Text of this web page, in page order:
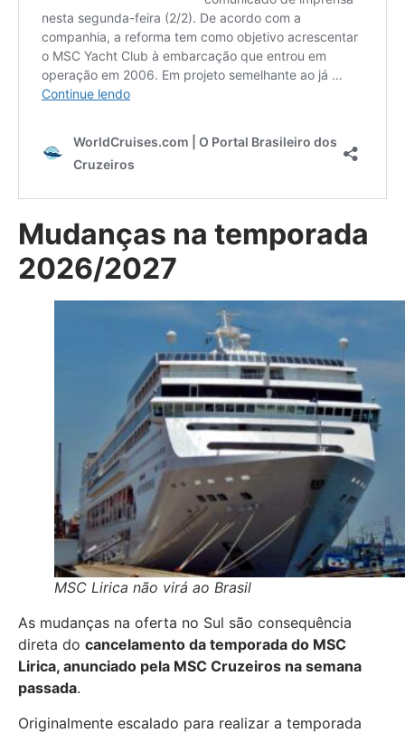
Mudanças na temporada
2026/2027
MSC Lirica não virá ao Brasil
As mudanças na oferta no Sul são consequência
direta do cancelamento da temporada do MSC
Lirica, anunciado pela MSC Cruzeiros na semana
passada.
Originalmente escalado para realizar a temporada